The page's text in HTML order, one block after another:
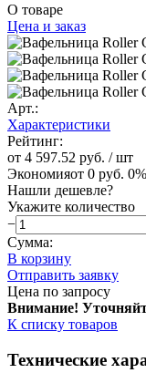
О товаре
Цена и заказ
Арт.:
Характеристики
Рейтинг:
от 4 597.52 руб. / шт
Экономияот 0 руб. 0%
Нашли дешевле?
Укажите количество
−
Сумма:
В корзину
Отправить заявку
Цена по запросу
Внимание!
К списку товаров
Технические